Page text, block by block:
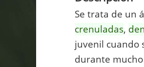
Se trata de un
crenuladas,
juvenil cuando
durante